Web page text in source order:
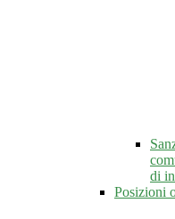
di
Posizioni